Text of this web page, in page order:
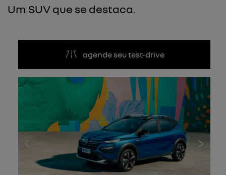
Um SUV que se destaca.
agende seu test-drive
Anterior